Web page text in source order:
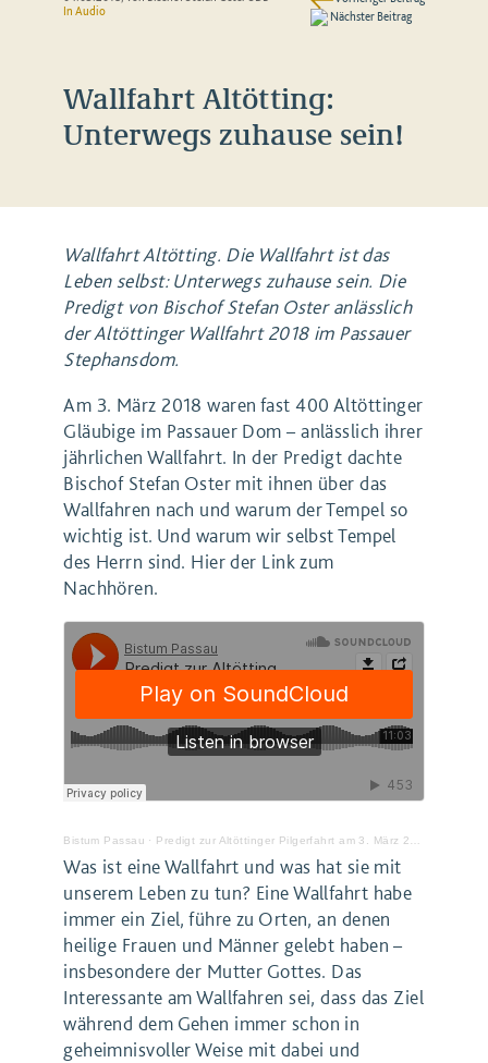
In Audio
Nächster Beitrag
Wallfahrt Altötting:
Unterwegs zuhause sein!
Wallfahrt Altötting. Die Wallfahrt ist das
Leben selbst: Unterwegs zuhause sein. Die
Predigt von Bischof Stefan Oster anlässlich
der Altöttinger Wallfahrt 2018 im Passauer
Stephansdom.
Am 3. März 2018 waren fast 400 Altöttinger
Gläubige im Passauer Dom – anlässlich ihrer
jährlichen Wallfahrt. In der Predigt dachte
Bischof Stefan Oster mit ihnen über das
Wallfahren nach und warum der Tempel so
wichtig ist. Und warum wir selbst Tempel
des Herrn sind. Hier der Link zum
Nachhören.
Bistum Passau · Predigt zur Altöttinger Pilgerfahrt am 3. März 2018
Was ist eine Wallfahrt und was hat sie mit
unserem Leben zu tun? Eine Wallfahrt habe
immer ein Ziel, führe zu Orten, an denen
heilige Frauen und Männer gelebt haben –
insbesondere der Mutter Gottes. Das
Interessante am Wallfahren sei, dass das Ziel
während dem Gehen immer schon in
geheimnisvoller Weise mit dabei und